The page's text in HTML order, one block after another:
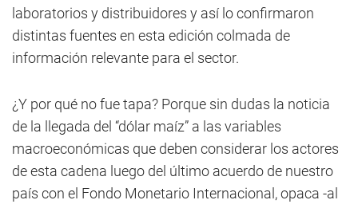
laboratorios y distribuidores y así lo confirmaron
distintas fuentes en esta edición colmada de
información relevante para el sector.
¿Y por qué no fue tapa? Porque sin dudas la noticia
de la llegada del “dólar maíz” a las variables
macroeconómicas que deben considerar los actores
de esta cadena luego del último acuerdo de nuestro
país con el Fondo Monetario Internacional, opaca -al